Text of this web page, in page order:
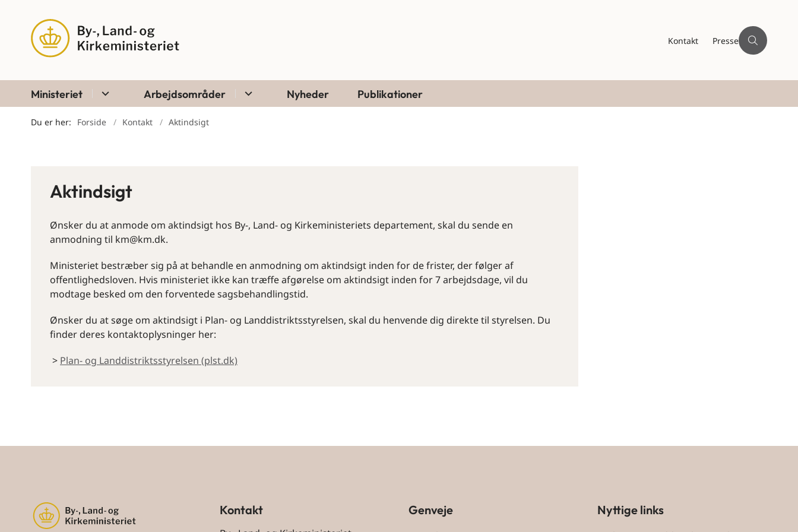
Kontakt Presse
Ministeriet Arbejdsområder Nyheder Publikationer
Du er her: Forside Kontakt Aktindsigt
Aktindsigt
Ønsker du at anmode om aktindsigt hos By-, Land- og Kirkeministeriets departement, skal du sende en
anmodning til km@km.dk.
Ministeriet bestræber sig på at behandle en anmodning om aktindsigt inden for de frister, der følger af
offentlighedsloven. Hvis ministeriet ikke kan træffe afgørelse om aktindsigt inden for 7 arbejdsdage, vil du
modtage besked om den forventede sagsbehandlingstid.
Ønsker du at søge om aktindsigt i Plan- og Landdistriktsstyrelsen, skal du henvende dig direkte til styrelsen. Du
finder deres kontaktoplysninger her:
> Plan- og Landdistriktsstyrelsen (plst.dk)
Kontakt Genveje Nyttige links